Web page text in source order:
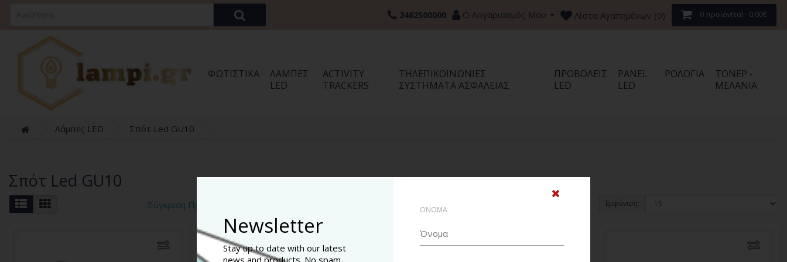
2462500000 Ο Λογαριασμός Μου Λίστα Αγαπημένων (0) 0 προϊόν(τα) - 0,00€
ΦΩΤΙΣΤΙΚΆ
ΛΆΜΠΕΣ
LED
ACTIVITY
TRACKERS
ΤΗΛΕΠΙΚΟΙΝΩΝΊΕΣ
ΣΥΣΤΉΜΑΤΑ ΑΣΦΑΛΕΊΑΣ
ΠΡΟΒΟΛΕΊΣ
LED
PANEL
LED
ΡΟΛΌΓΙΑ
ΤΌΝΕΡ -
ΜΕΛΆΝΙΑ
Λάμπες LED Σπότ Led GU10
Σπότ Led GU10
Σύγκριση Προϊόντων (0) Εμφάνιση:
Newsletter
Stay up to date with our latest
ΟΝΟΜΑ